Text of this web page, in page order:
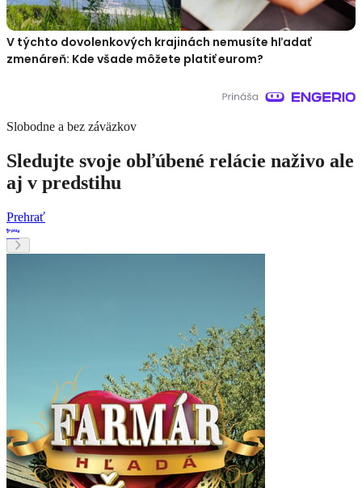
V týchto dovolenkových krajinách nemusíte hľadať
zmenáreň: Kde všade môžete platiť eurom?
Slobodne a bez záväzkov
Sledujte svoje obľúbené relácie naživo ale
aj v predstihu
Prehrať